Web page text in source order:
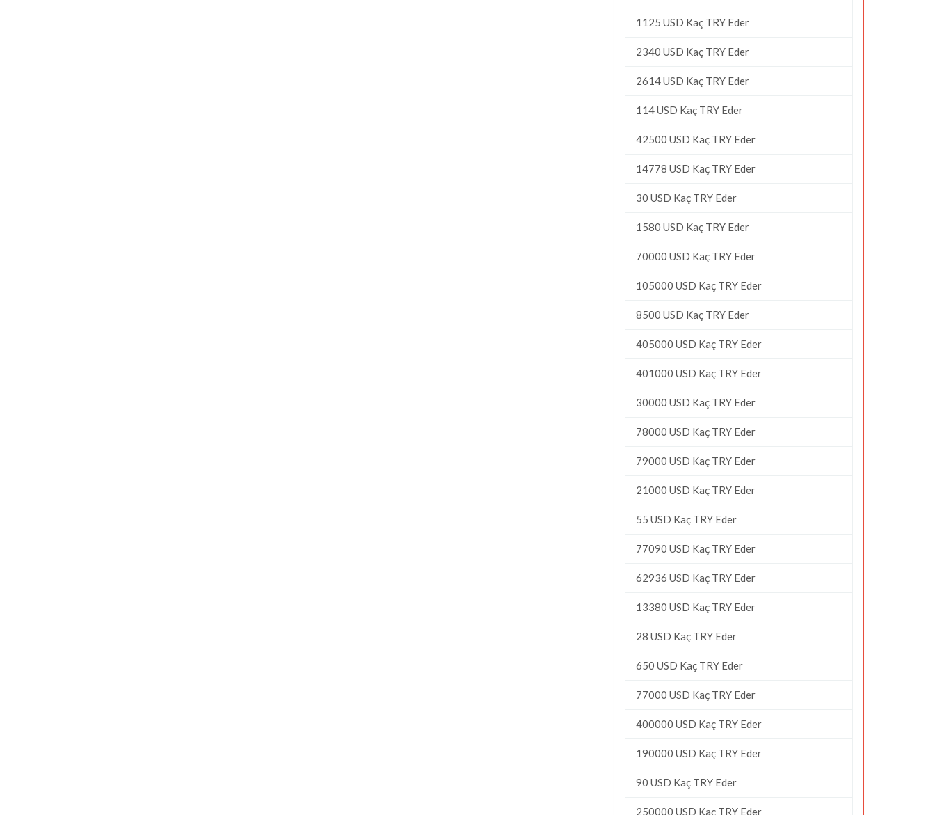
1125 USD Kaç TRY Eder
2340 USD Kaç TRY Eder
2614 USD Kaç TRY Eder
114 USD Kaç TRY Eder
42500 USD Kaç TRY Eder
14778 USD Kaç TRY Eder
30 USD Kaç TRY Eder
1580 USD Kaç TRY Eder
70000 USD Kaç TRY Eder
105000 USD Kaç TRY Eder
8500 USD Kaç TRY Eder
405000 USD Kaç TRY Eder
401000 USD Kaç TRY Eder
30000 USD Kaç TRY Eder
78000 USD Kaç TRY Eder
79000 USD Kaç TRY Eder
21000 USD Kaç TRY Eder
55 USD Kaç TRY Eder
77090 USD Kaç TRY Eder
62936 USD Kaç TRY Eder
13380 USD Kaç TRY Eder
28 USD Kaç TRY Eder
650 USD Kaç TRY Eder
77000 USD Kaç TRY Eder
400000 USD Kaç TRY Eder
190000 USD Kaç TRY Eder
90 USD Kaç TRY Eder
250000 USD Kaç TRY Eder